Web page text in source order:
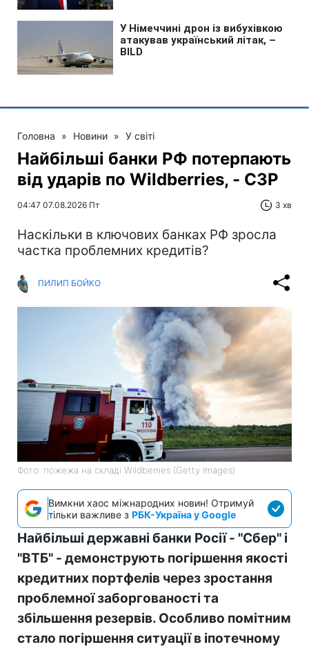
Головна » Новини » У світі
Найбільші банки РФ потерпають
від ударів по Wildberries, - СЗР
04:47 07.08.2026 Пт 3 хв
Наскільки в ключових банках РФ зросла
частка проблемних кредитів?
ПИЛИП БОЙКО
Фото: пожежа на складі Wildberries (Getty Images)
Вимкни хаос міжнародних новин! Отримуй
тільки важливе з РБК-Україна у Google
Найбільші державні банки Росії - "Сбер" і
"ВТБ" - демонструють погіршення якості
кредитних портфелів через зростання
проблемної заборгованості та
збільшення резервів. Особливо помітним
стало погіршення ситуації в іпотечному